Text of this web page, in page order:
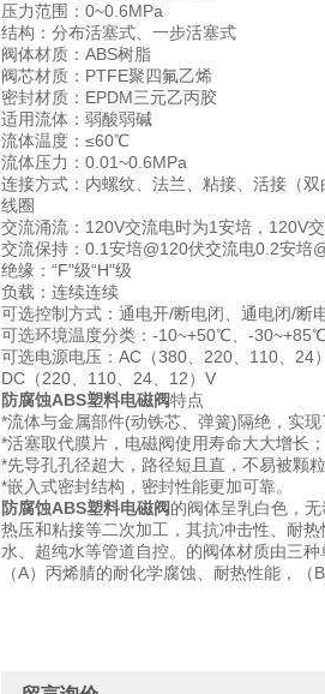
压力范围：0~0.6MPa
结构：分布活塞式、一步活塞式
阀体材质：ABS树脂
阀芯材质：PTFE聚四氟乙烯
密封材质：EPDM三元乙丙胶
适用流体：弱酸弱碱
流体温度：≤60℃
流体压力：0.01~0.6MPa
连接方式：内螺纹、法兰、粘接、活接（双
线圈
交流涌流：120V交流电时为1安培，120V
交流保持：0.1安培@120伏交流电0.2安培
绝缘：“F"级“H"级
负载：连续连续
可选控制方式：通电开/断电闭、通电闭/断
可选环境温度分类：-10~+50℃、-
可选电源电压：AC（380、220、110、24）
DC（220、110、24、12）V
防腐蚀ABS塑料电磁阀特点
*流体与金属部件(动铁芯、弹簧)隔绝，实现
*活塞取代膜片，电磁阀使用寿命大大增长；
*先导孔孔径超大，路径短且直，不易被颗
*嵌入式密封结构，密封性能更加可靠。
防腐蚀ABS塑料电磁阀的阀体呈乳白色，
热压和粘接等二次加工，其抗冲击性、耐
水、超纯水等管道自控。的阀体材质由三
（A）丙烯腈的耐化学腐蚀、耐热性能，